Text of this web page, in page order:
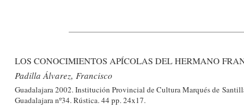
LOS CONOCIMIENTOS APÍCOLAS DEL HERMANO
Padilla Álvarez, Francisco
Guadalajara 2002. Institución Provincial de Cultura Marqués de
Guadalajara nº34. Rústica. 44 pp. 24x17.